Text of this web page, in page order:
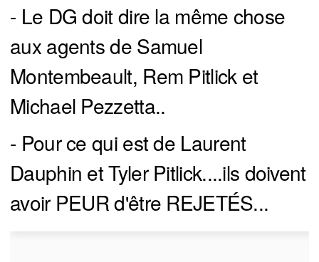
- Le DG doit dire la même chose
aux agents de Samuel
Montembeault, Rem Pitlick et
Michael Pezzetta..
- Pour ce qui est de Laurent
Dauphin et Tyler Pitlick....ils doivent
avoir PEUR d'être REJETÉS...